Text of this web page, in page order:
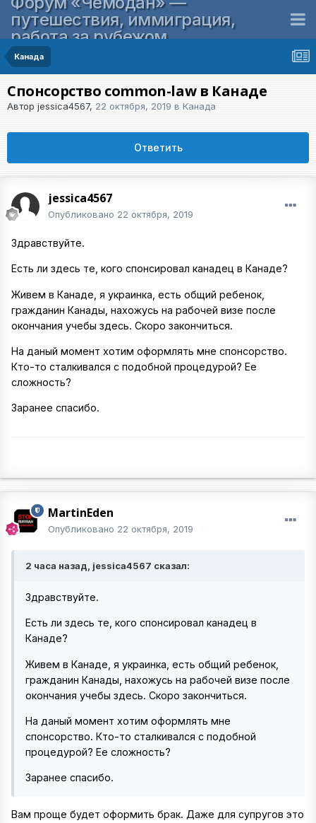
путешествия, иммиграция,
работа за рубежом
Канада
Спонсорство common-law в Канаде
Автор jessica4567, 22 октября, 2019 в Канада
Ответить
jessica4567
Опубликовано 22 октября, 2019
Здравствуйте.
Есть ли здесь те, кого спонсировал канадец в Канаде?
Живем в Канаде, я украинка, есть общий ребенок,
гражданин Канады, нахожусь на рабочей визе после
окончания учебы здесь. Скоро закончиться.
На даный момент хотим оформлять мне спонсорство.
Кто-то сталкивался с подобной процедурой? Ее
сложность?
Заранее спасибо.
MartinEden
Опубликовано 22 октября, 2019
2 часа назад, jessica4567 сказал:
Здравствуйте.
Есть ли здесь те, кого спонсировал канадец в
Канаде?
Живем в Канаде, я украинка, есть общий ребенок,
гражданин Канады, нахожусь на рабочей визе после
окончания учебы здесь. Скоро закончиться.
На даный момент хотим оформлять мне
спонсорство. Кто-то сталкивался с подобной
процедурой? Ее сложность?
Заранее спасибо.
Вам проще будет оформить брак. Даже для супругов это